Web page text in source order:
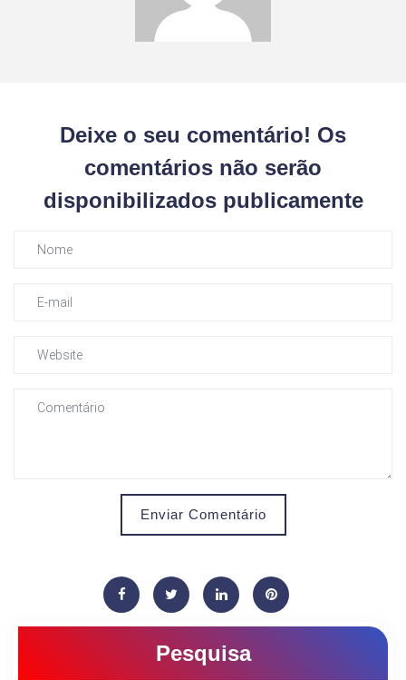
Deixe o seu comentário! Os
comentários não serão
disponibilizados publicamente
Enviar Comentário
Pesquisa